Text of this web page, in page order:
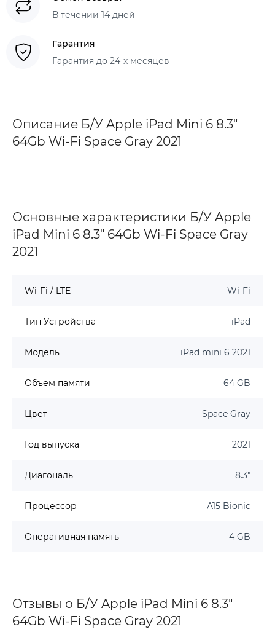
В течении 14 дней
Гарантия
Гарантия до 24-х месяцев
Описание Б/У Apple iPad Mini 6 8.3"
64Gb Wi-Fi Space Gray 2021
Основные характеристики Б/У Apple
iPad Mini 6 8.3" 64Gb Wi-Fi Space Gray
2021
Wi-Fi / LTE Wi-Fi
Тип Устройства iPad
Модель iPad mini 6 2021
Объем памяти 64 GB
Цвет Space Gray
Год выпуска 2021
Диагональ 8.3"
Процессор A15 Bionic
Оперативная память 4 GB
Отзывы о Б/У Apple iPad Mini 6 8.3"
64Gb Wi-Fi Space Gray 2021